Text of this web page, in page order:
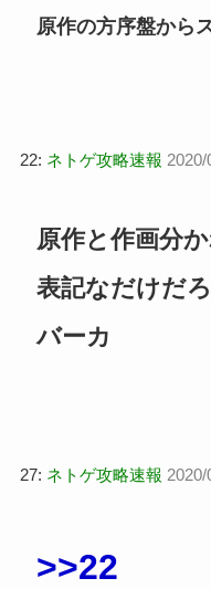
原作の方序盤から
22: ネトゲ攻略速報
原作と作画分
表記なだけだろ
バーカ
27: ネトゲ攻略速報
>>22